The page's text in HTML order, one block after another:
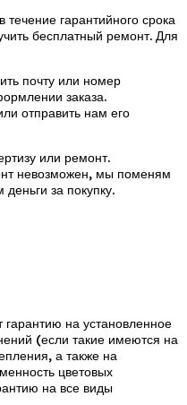
гарантийного срока
бесплатный ремонт. Для
почту или номер
заказа.
отправить нам его
или ремонт.
невозможен, мы поменям
за покупку.
гарантию на установленное
(если такие имеются на
а также на
цветовых
на все виды